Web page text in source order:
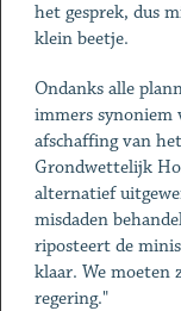
het gesprek, dus
klein beetje.
Ondanks alle
immers synoniem
afschaffing van
Grondwettelijk
alternatief
misdaden
riposteert de
klaar. We moeten
regering."